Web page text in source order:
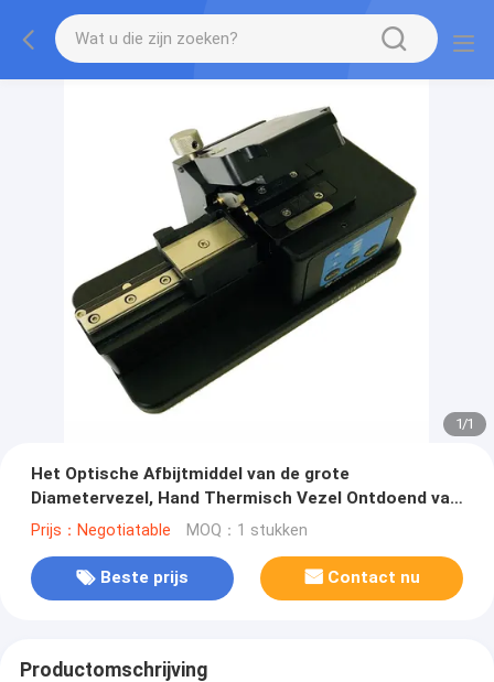
1/1
Het Optische Afbijtmiddel van de grote
Diametervezel, Hand Thermisch Vezel Ontdoend van
Hulpmiddel
Prijs：Negotiatable MOQ：1 stukken
Beste prijs Contact nu
Productomschrijving